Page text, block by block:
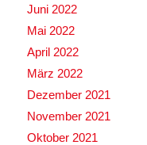
Juni 2022
Mai 2022
April 2022
März 2022
Dezember 2021
November 2021
Oktober 2021